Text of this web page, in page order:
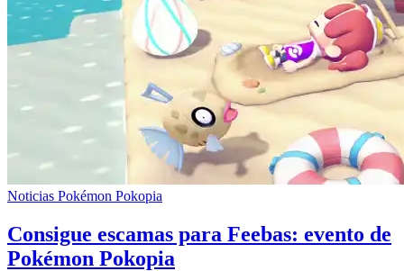
Noticias Pokémon Pokopia
Consigue escamas para Feebas: evento de
Pokémon Pokopia